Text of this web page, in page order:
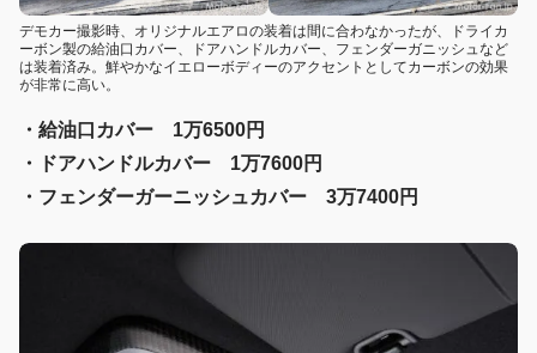
デモカー撮影時、オリジナルエアロの装着は間に合わなかったが、ドライカ
ーボン製の給油口カバー、ドアハンドルカバー、フェンダーガニッシュなど
は装着済み。鮮やかなイエローボディーのアクセントとしてカーボンの効果
が非常に高い。
・給油口カバー 1万6500円
・ドアハンドルカバー 1万7600円
・フェンダーガーニッシュカバー 3万7400円